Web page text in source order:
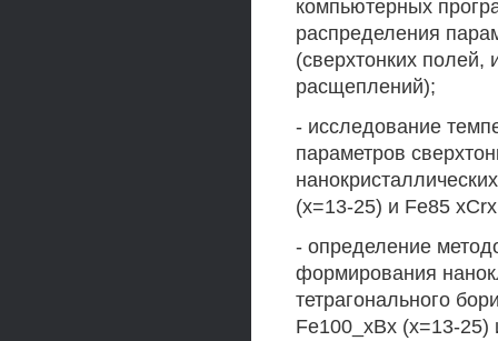
компьютерных
распределения
(сверхтонких полей,
расщеплений);
- исследование
параметров
(х=13-25) и Fe85
- определение
формирования
тетрагонального
Fe100_xBx (х=13-